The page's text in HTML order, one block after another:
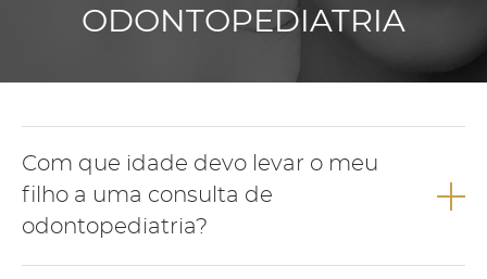
ODONTOPEDIATRIA
Com que idade devo levar o meu
filho a uma consulta de
odontopediatria?